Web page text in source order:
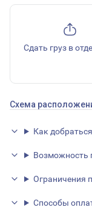
Сдать груз в
Схема
Как добраться
Возможность
Ограничения
Способы